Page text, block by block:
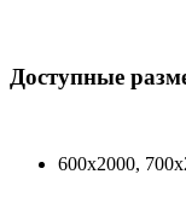
Доступные
600x2000,